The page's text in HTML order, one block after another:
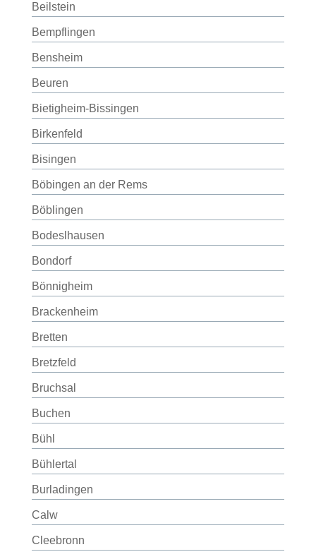
Beilstein
Bempflingen
Bensheim
Beuren
Bietigheim-Bissingen
Birkenfeld
Bisingen
Böbingen an der Rems
Böblingen
Bodeslhausen
Bondorf
Bönnigheim
Brackenheim
Bretten
Bretzfeld
Bruchsal
Buchen
Bühl
Bühlertal
Burladingen
Calw
Cleebronn